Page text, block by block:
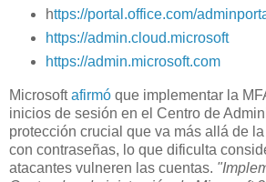
https://portal.office.com/
https://admin.cloud.microsoft
https://admin.microsoft.com
Microsoftafirmó que implementar la
inicios de sesión en el Centro de
protección crucial que va más allá de
con contraseñas, lo que dificulta
atacantes vulneren las cuentas.